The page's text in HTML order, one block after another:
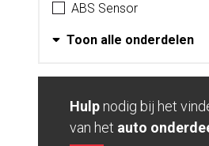
ABS Sensor
Toon alle onderdelen
Hulp nodig bij het
van het auto